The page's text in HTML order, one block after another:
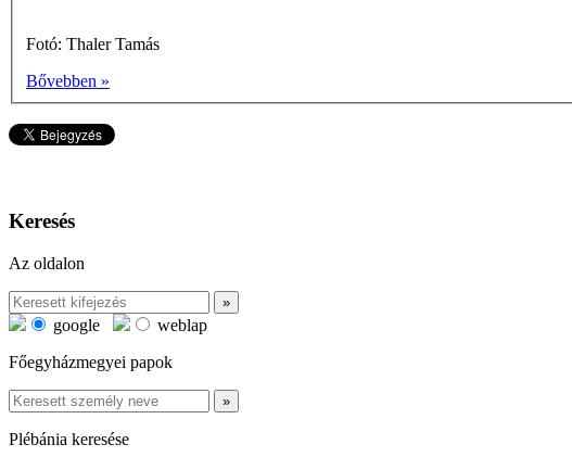
Fotó: Thaler Tamás
Bővebben »
Keresés
Az oldalon
google
weblap
Főegyházmegyei papok
Plébánia keresése